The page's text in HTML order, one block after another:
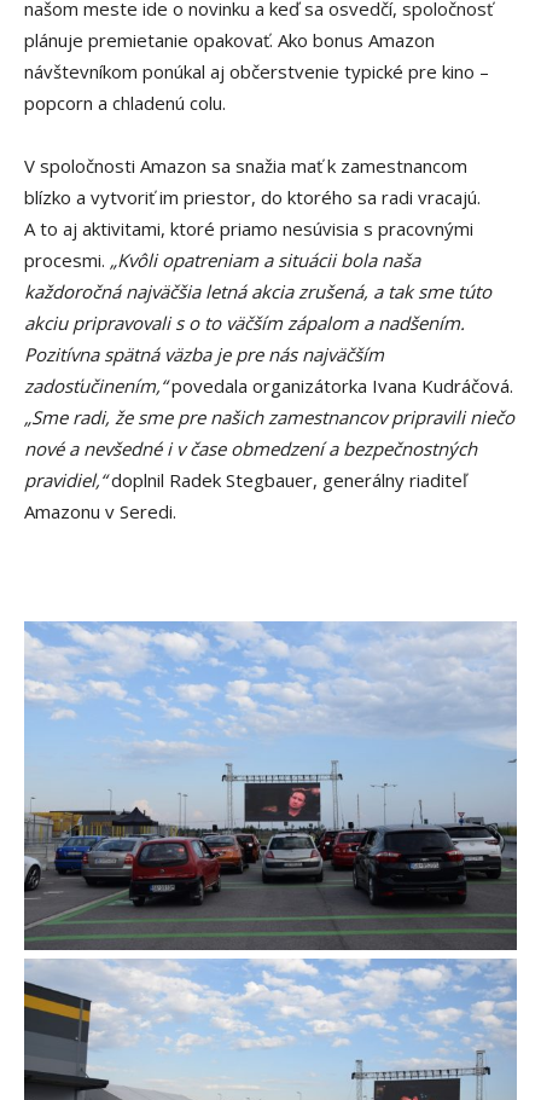
našom meste ide o novinku a keď sa osvedčí, spoločnosť
plánuje premietanie opakovať. Ako bonus Amazon
návštevníkom ponúkal aj občerstvenie typické pre kino –
popcorn a chladenú colu.
V spoločnosti Amazon sa snažia mať k zamestnancom
blízko a vytvoriť im priestor, do ktorého sa radi vracajú.
A to aj aktivitami, ktoré priamo nesúvisia s pracovnými
procesmi. „Kvôli opatreniam a situácii bola naša
každoročná najväčšia letná akcia zrušená, a tak sme túto
akciu pripravovali s o to väčším zápalom a nadšením.
Pozitívna spätná väzba je pre nás najväčším
zadosťučinením,“povedala organizátorka Ivana Kudráčová.
„Sme radi, že sme pre našich zamestnancov pripravili niečo
nové a nevšedné i v čase obmedzení a bezpečnostných
pravidiel,“doplnil Radek Stegbauer, generálny riaditeľ
Amazonu v Seredi.